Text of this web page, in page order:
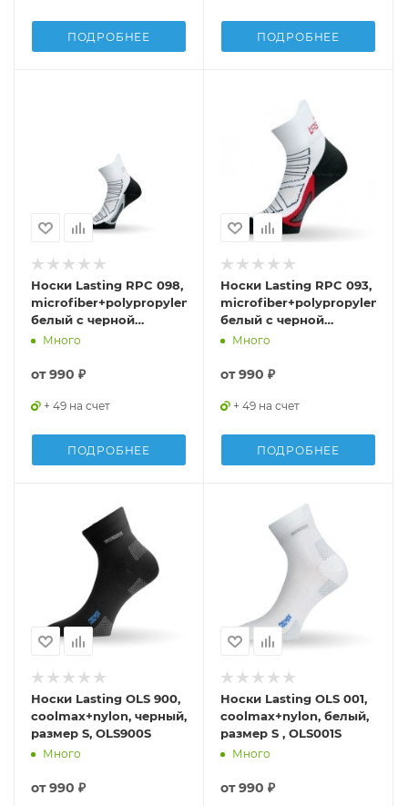
ПОДРОБНЕЕ ПОДРОБНЕЕ
Носки Lasting RPC 098,
microfiber+polypropylene,
белый с черной
подошвой и серой
RPC098-L
Много
от990 ₽
+ 49 на счет
ПОДРОБНЕЕ
Носки Lasting RPC 093,
microfiber+polypropylene,
белый с черной
подошвой и красной
RPC093-S
Много
от990 ₽
+ 49 на счет
ПОДРОБНЕЕ
Носки Lasting OLS 900,
coolmax+nylon, черный,
размер S, OLS900S
Много
от990 ₽
Носки Lasting OLS 001,
coolmax+nylon, белый,
размер S , OLS001S
Много
от990 ₽